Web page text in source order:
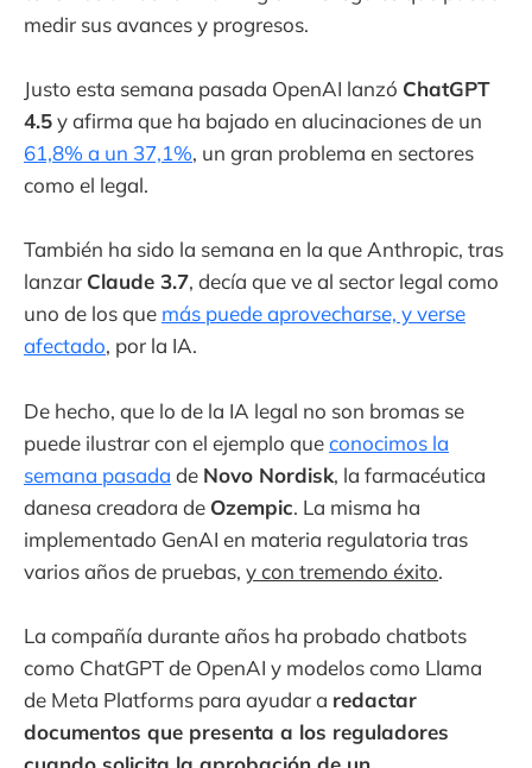
medir sus avances y progresos.
Justo esta semana pasada OpenAI lanzó ChatGPT
4.5y afirma que ha bajado en alucinaciones de un
61,8% a un 37,1%, un gran problema en sectores
como el legal.
También ha sido la semana en la que Anthropic, tras
lanzar Claude 3.7, decía que ve al sector legal como
uno de los que más puede aprovecharse, y verse
afectado, por la IA.
De hecho, que lo de la IA legal no son bromas se
puede ilustrar con el ejemplo queconocimos la
semana pasada de Novo Nordisk, la farmacéutica
danesa creadora de Ozempic. La misma ha
implementado GenAI en materia regulatoria tras
varios años de pruebas, y con tremendo éxito.
La compañía durante años ha probado chatbots
como ChatGPT de OpenAI y modelos como Llama
de Meta Platforms para ayudar a redactar
documentos que presenta a los reguladores